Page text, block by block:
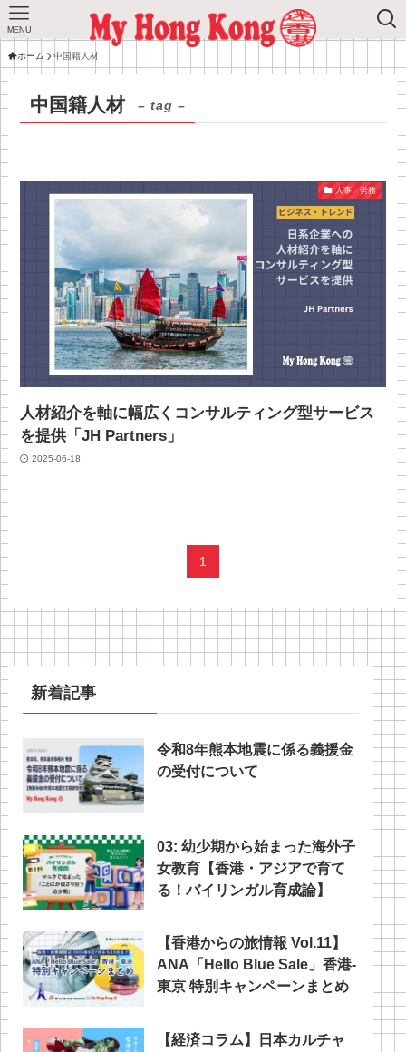
MENU
ホーム 中国籍人材
中国籍人材 – tag –
人事・労務
人材紹介を軸に幅広くコンサルティング型サービス
を提供「JH Partners」
2025-06-18
1
新着記事
令和8年熊本地震に係る義援金
の受付について
03: 幼少期から始まった海外子
女教育【香港・アジアで育て
る！バイリンガル育成論】
【香港からの旅情報 Vol.11】
ANA「Hello Blue Sale」香港‐
東京 特別キャンペーンまとめ
【経済コラム】日本カルチャ